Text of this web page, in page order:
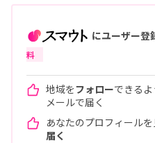
にユーザー登
料
地域をフォローできるよ
メールで届く
あなたのプロフィール
届く